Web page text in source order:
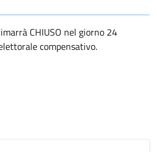
CHIUSO nel giorno 24
compensativo.